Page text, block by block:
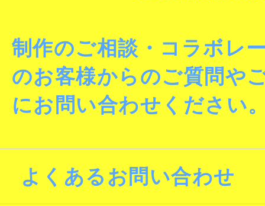
制作のご相談・コラボレ
のお客様からのご質問や
にお問い合わせください
よくあるお問い合わせ